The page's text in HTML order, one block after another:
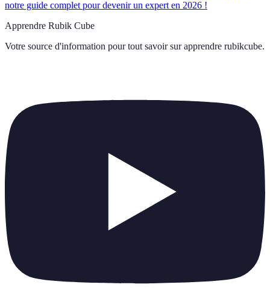
notre guide complet pour devenir un expert en 2026 !
Apprendre Rubik Cube
Votre source d'information pour tout savoir sur apprendre rubikcube.